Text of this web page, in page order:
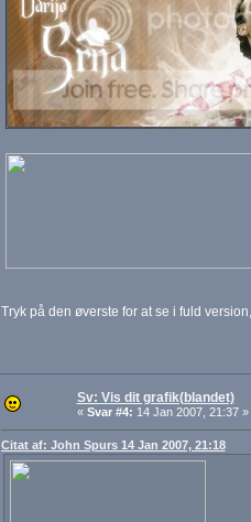
Tryk på den øverste for at se i fuld
Sv: Vis dit grafik(blandet)
« Svar #4: 14 Jan 2007, 21:37 »
Citat af: John Spurs 14 Jan 2007, 21:18